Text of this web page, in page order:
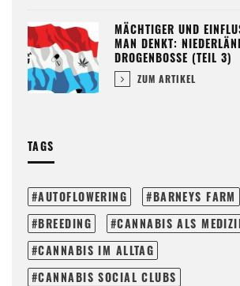
MÄCHTIGER UND
MAN DENKT:
DROGENBOSSE (TEIL 3)
ZUM ARTIKEL
TAGS
AUTOFLOWERING
BARNEYS FARM
BREEDING
CANNABIS ALS
CANNABIS IM ALLTAG
CANNABIS SOCIAL CLUBS